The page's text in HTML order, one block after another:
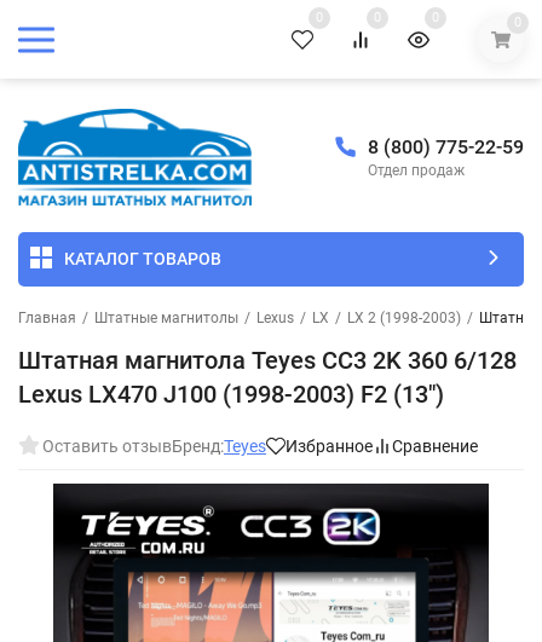
0 0 0 0
8 (800) 775-22-59
Отдел продаж
КАТАЛОГ ТОВАРОВ
Главная / Штатные магнитолы / Lexus / LX / LX 2 (1998-2003) /
Штатная магнитола Teyes CC3 2K 360 6/128
Lexus LX470 J100 (1998-2003) F2 (13")
Оставить отзывБренд:Teyes Избранное Сравнение